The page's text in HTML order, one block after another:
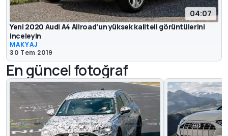
04:07
Yeni 2020 Audi A4 Allroad'un yüksek kaliteli görüntülerini
inceleyin
MAKYAJ
30 Tem 2019
En güncel fotoğraf